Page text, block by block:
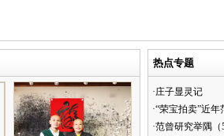
热点专题
·庄子显灵记
·“荣宝拍卖”近
·范曾研究举隅（